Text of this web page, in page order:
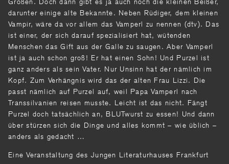
darunter einige alte Bekannte. Neben Rüdiger, dem kleinen
Vampir, wäre da vor allem das Vamperl zu nennen (dtv). Das
ist einer, der sich darauf spezialisiert hat, wütenden
Menschen das Gift aus der Galle zu saugen. Aber Vamperl
ist ja auch schon groß! Er hat einen Sohn! Und Purzel ist
ganz anders als sein Vater. Nur Unsinn hat der nämlich im
Kopf. Zum Verhängnis wird das der alten Frau Lizzi. Die
passt nämlich auf Purzel auf, weil Papa Vamperl nach
Transsilvanien reisen musste. Leicht ist das nicht. Fängt
Purzel doch tatsächlich an, BLUTwurst zu essen! Und dann
über stürzen sich die Dinge und alles kommt – wie üblich –
anders als gedacht …
Eine Veranstaltung des Jungen Literaturhauses Frankfurt